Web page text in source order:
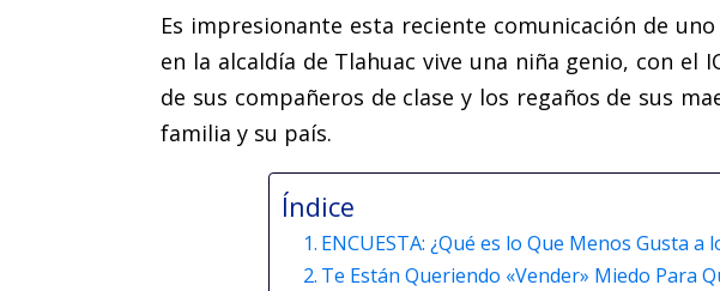
Es impresionante esta reciente comunicación de
en la alcaldía de Tlahuac vive una niña genio, con
de sus compañeros de clase y los regaños de sus
familia y su país.
Índice
ENCUESTA: ¿Qué es lo Que Menos Gusta
Te Están Queriendo «Vender» Miedo Para